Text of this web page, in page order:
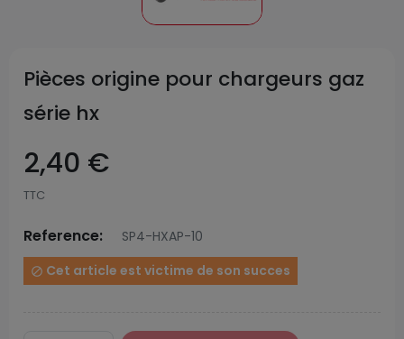
Pièces origine pour chargeurs gaz
série hx
2,40 €
TTC
Reference: SP4-HXAP-10
 Cet article est victime de son succes